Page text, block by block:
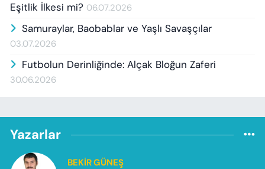
Eşitlik İlkesi mi? 06.07.2026
Samuraylar, Baobablar ve Yaşlı Savaşçılar
03.07.2026
Futbolun Derinliğinde: Alçak Bloğun Zaferi
30.06.2026
Yazarlar
BEKIR GÜNEŞ